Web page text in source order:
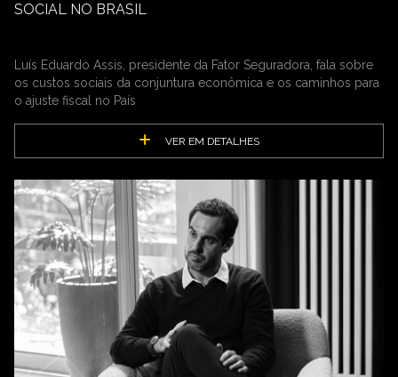
SOCIAL NO BRASIL
Luís Eduardo Assis, presidente da Fator Seguradora, fala sobre
os custos sociais da conjuntura econômica e os caminhos para
o ajuste fiscal no País
VER EM DETALHES